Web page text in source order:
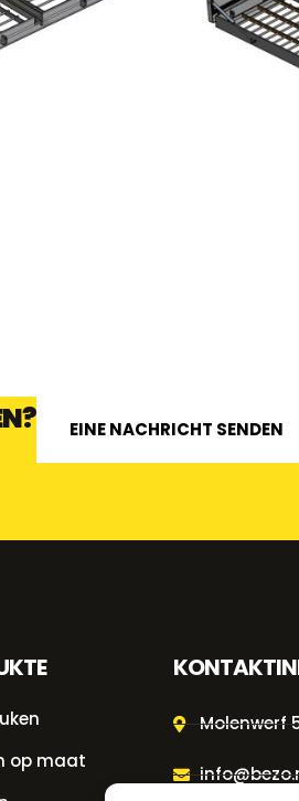
EINE NACHRICHT SENDEN
op maat
Molenwerf